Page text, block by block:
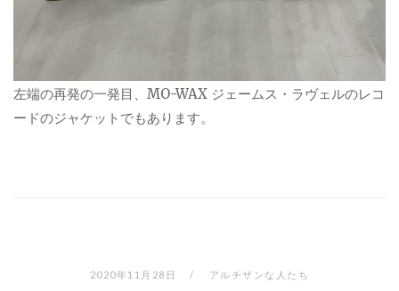
左端の再発の一発目、MO-WAX ジェームス・ラヴェルのレコ
ードのジャケットでもあります。
2020年11月28日 アルチザンな人たち